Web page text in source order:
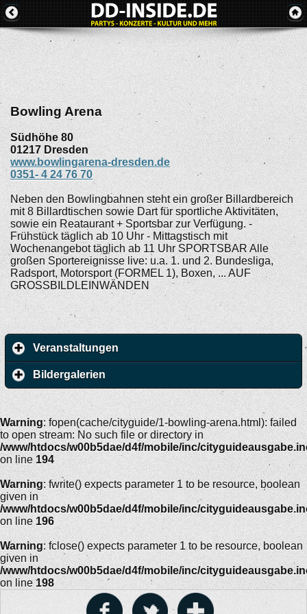
Bowling Arena
Südhöhe 80
01217 Dresden
www.bowlingarena-dresden.de
0351- 4 24 76 70
Neben den Bowlingbahnen steht ein großer Billardbereich
mit 8 Billardtischen sowie Dart für sportliche Aktivitäten,
sowie ein Reataurant + Sportsbar zur Verfügung. -
Frühstück täglich ab 10 Uhr - Mittagstisch mit
Wochenangebot täglich ab 11 Uhr SPORTSBAR Alle
großen Sportereignisse live: u.a. 1. und 2. Bundesliga,
Radsport, Motorsport (FORMEL 1), Boxen, ... AUF
GROSSBILDLEINWÄNDEN
Veranstaltungen
Bildergalerien
Warning: fopen(cache/cityguide/1-bowling-arena.html): failed
to open stream: No such file or directory in
/www/htdocs/w00b5dae/d4f/mobile/inc/
on line 194
Warning: fwrite() expects parameter 1 to be resource, boolean
given in
/www/htdocs/w00b5dae/d4f/mobile/inc/
on line 196
Warning: fclose() expects parameter 1 to be resource, boolean
given in
/www/htdocs/w00b5dae/d4f/mobile/inc/
on line 198